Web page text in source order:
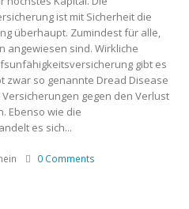
ist mit Sicherheit die
überhaupt. Zumindest für alle,
angewiesen sind. Wirkliche
gibt es
zwar so genannte Dread Disease
gegen den Verlust
Ebenso wie die
es sich...
0 Comments